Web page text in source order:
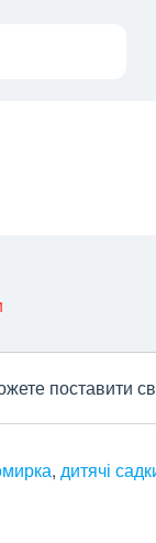
поставити
, дитячі